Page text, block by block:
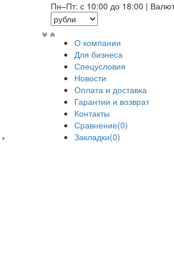
Пн–Пт: с 10:00 до 18:00 |
О компании
Для бизнеса
Спецусловия
Новости
Оплата и доставка
Гарантии и возврат
Контакты
Сравнение(0)
Закладки(0)
*